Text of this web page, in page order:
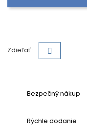
Zdieľať :
Bezpečný nákup
Rýchle dodanie